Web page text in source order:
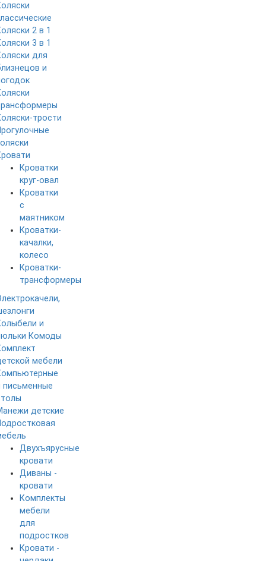
2 в 1
3 в 1
для
и
трости
Кроватки
круг-овал
Кроватки
с
маятником
Кроватки-
качалки,
колесо
Кроватки-
трансформеры
и
Комоды
мебели
письменные
детские
Двухъярусные
кровати
Диваны -
кровати
Комплекты
мебели
для
подростков
Кровати -